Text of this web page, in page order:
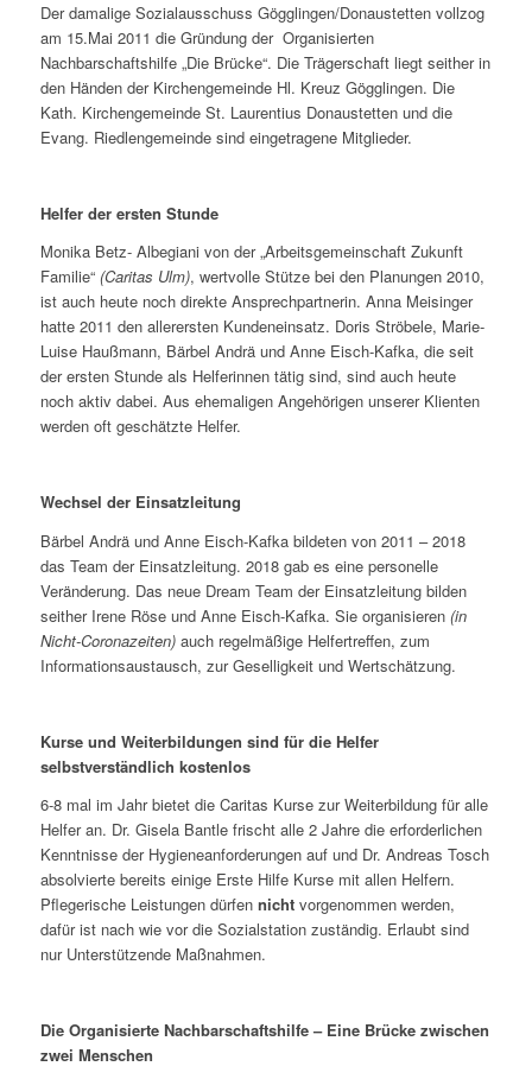
Der damalige Sozialausschuss Gögglingen/Donaustetten vollzog
am 15.Mai 2011 die Gründung der Organisierten
Nachbarschaftshilfe „Die Brücke“. Die Trägerschaft liegt seither in
den Händen der Kirchengemeinde Hl. Kreuz Gögglingen. Die
Kath. Kirchengemeinde St. Laurentius Donaustetten und die
Evang. Riedlengemeinde sind eingetragene Mitglieder.
Helfer der ersten Stunde
Monika Betz- Albegiani von der „Arbeitsgemeinschaft Zukunft
Familie“ (Caritas Ulm), wertvolle Stütze bei den Planungen 2010,
ist auch heute noch direkte Ansprechpartnerin. Anna Meisinger
hatte 2011 den allerersten Kundeneinsatz. Doris Ströbele, Marie-
Luise Haußmann, Bärbel Andrä und Anne Eisch-Kafka, die seit
der ersten Stunde als Helferinnen tätig sind, sind auch heute
noch aktiv dabei. Aus ehemaligen Angehörigen unserer Klienten
werden oft geschätzte Helfer.
Wechsel der Einsatzleitung
Bärbel Andrä und Anne Eisch-Kafka bildeten von 2011 – 2018
das Team der Einsatzleitung. 2018 gab es eine personelle
Veränderung. Das neue Dream Team der Einsatzleitung bilden
seither Irene Röse und Anne Eisch-Kafka. Sie organisieren (in
Nicht-Coronazeiten)auch regelmäßige Helfertreffen, zum
Informationsaustausch, zur Geselligkeit und Wertschätzung.
Kurse und Weiterbildungen sind für die Helfer
selbstverständlich kostenlos
6-8 mal im Jahr bietet die Caritas Kurse zur Weiterbildung für alle
Helfer an. Dr. Gisela Bantle frischt alle 2 Jahre die erforderlichen
Kenntnisse der Hygieneanforderungen auf und Dr. Andreas Tosch
absolvierte bereits einige Erste Hilfe Kurse mit allen Helfern.
Pflegerische Leistungen dürfen nichtvorgenommen werden,
dafür ist nach wie vor die Sozialstation zuständig. Erlaubt sind
nur Unterstützende Maßnahmen.
Die Organisierte Nachbarschaftshilfe – Eine Brücke zwischen
zwei Menschen